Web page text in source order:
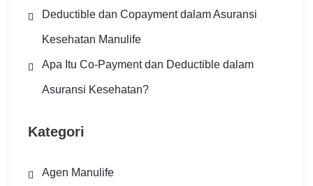
Deductible dan Copayment dalam Asuransi
Kesehatan Manulife
Apa Itu Co-Payment dan Deductible dalam
Asuransi Kesehatan?
Kategori
Agen Manulife